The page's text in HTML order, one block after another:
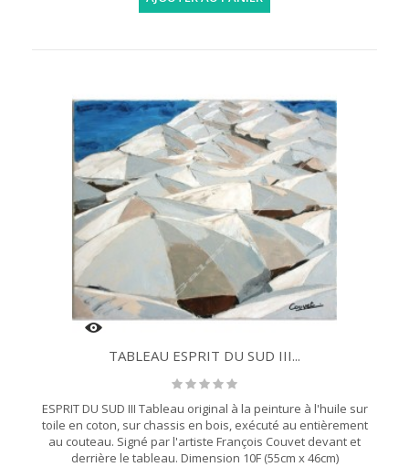
TABLEAU ESPRIT DU SUD III...
ESPRIT DU SUD III Tableau original à la peinture à l'huile sur
toile en coton, sur chassis en bois, exécuté au entièrement
au couteau. Signé par l'artiste François Couvet devant et
derrière le tableau. Dimension 10F (55cm x 46cm)